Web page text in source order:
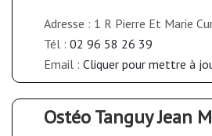
Adresse : 1 R Pierre Et Marie
Tél : 02 96 58 26 39
Email : Cliquer pour mettre à
Ostéo Tanguy Jean